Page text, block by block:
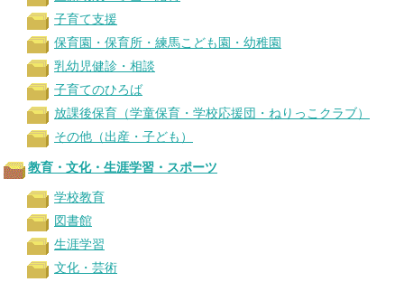
子育て支援
保育園・保育所・練馬こども園・幼稚園
乳幼児健診・相談
子育てのひろば
放課後保育（学童保育・学校応援団・ねりっこクラブ）
その他（出産・子ども）
教育・文化・生涯学習・スポーツ
学校教育
図書館
生涯学習
文化・芸術